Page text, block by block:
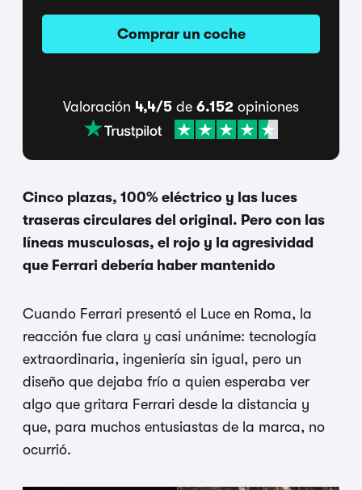
Comprar un coche
Valoración 4,4/5 de 6.152 opiniones
Cinco plazas, 100% eléctrico y las luces
traseras circulares del original. Pero con las
líneas musculosas, el rojo y la agresividad
que Ferrari debería haber mantenido
Cuando Ferrari presentó el Luce en Roma, la
reacción fue clara y casi unánime: tecnología
extraordinaria, ingeniería sin igual, pero un
diseño que dejaba frío a quien esperaba ver
algo que gritara Ferrari desde la distancia y
que, para muchos entusiastas de la marca, no
ocurrió.